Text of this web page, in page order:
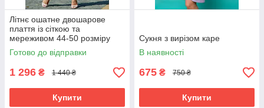
Літнє ошатне двошарове
плаття із сіткою та
мереживом 44-50 розміру
різні забарвлення
Персиковий, 46
Готово до відправки
1 296 ₴ 1 440 ₴
Купити
Сукня з вирізом каре
В наявності
675 ₴ 750 ₴
Купити